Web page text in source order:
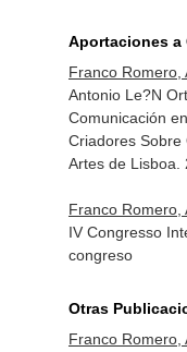
Aportaciones a
Franco Romero,
Antonio Le?N
Comunicación
Criadores Sobre
Artes de Lisboa.
Franco Romero,
IV Congresso
congreso
Otras
Franco Romero,